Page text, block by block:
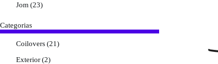
Jom (23)
Categorias
Coilovers(21)
Exterior(2)